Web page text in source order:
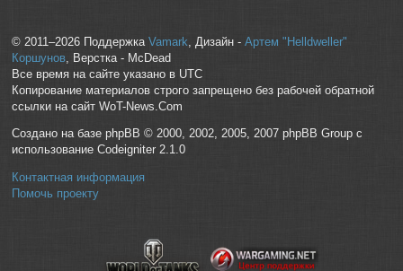
© 2011–2026 Поддержка Vamark, Дизайн - Артем "Helldweller"
Коршунов, Верстка - McDead
Все время на сайте указано в UTC
Копирование материалов строго запрещено без рабочей обратной
ссылки на сайт WoT-News.Com
Создано на базе phpBB © 2000, 2002, 2005, 2007 phpBB Group с
использование Codeigniter 2.1.0
Контактная информация
Помочь проекту